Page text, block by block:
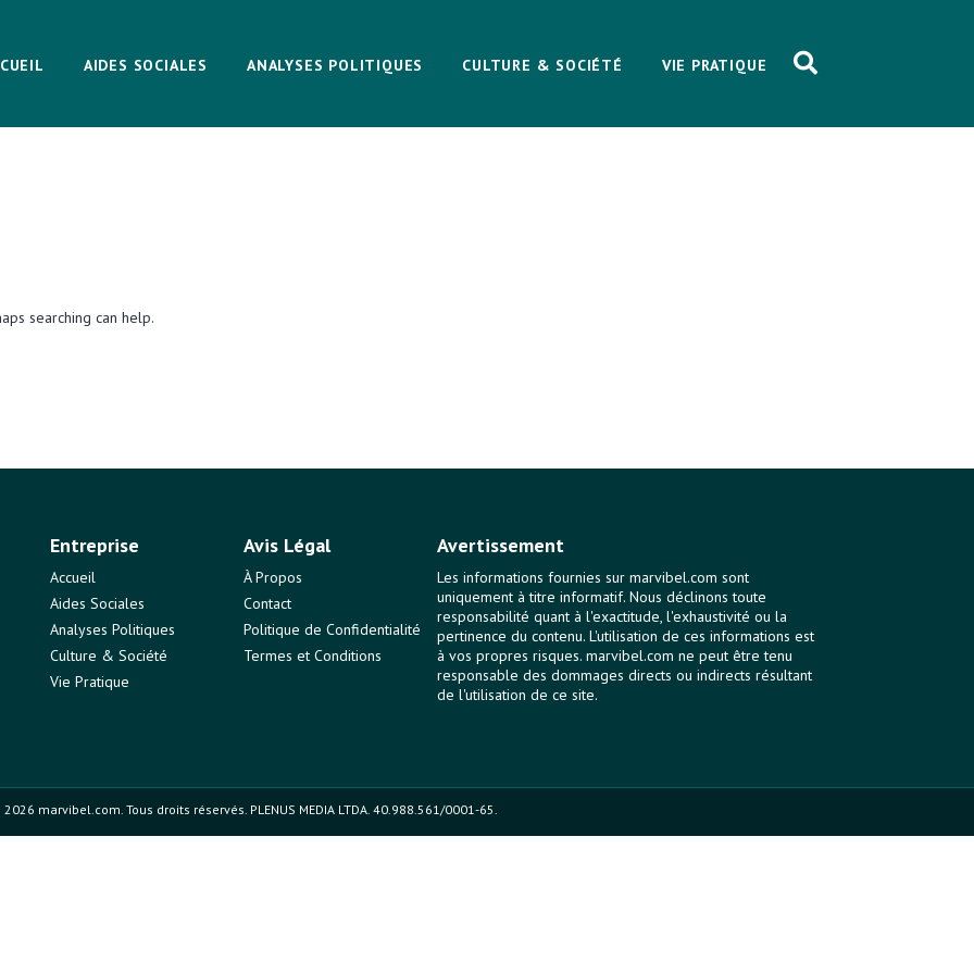
AIDES SOCIALES ANALYSES POLITIQUES CULTURE & SOCIÉTÉ VIE PRATIQUE
searching can help.
Entreprise
Accueil
Aides Sociales
Analyses Politiques
Culture & Société
Vie Pratique
Avis Légal
À Propos
Contact
Politique de Confidentialité
Termes et Conditions
Avertissement
Les informations fournies sur marvibel.com sont
uniquement à titre informatif. Nous déclinons toute
responsabilité quant à l'exactitude, l'exhaustivité ou la
pertinence du contenu. L'utilisation de ces informations est
à vos propres risques. marvibel.com ne peut être tenu
responsable des dommages directs ou indirects résultant
de l'utilisation de ce site.
marvibel.com. Tous droits réservés. PLENUS MEDIA LTDA. 40.988.561/0001-65.